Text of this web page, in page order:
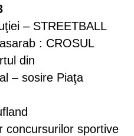
– STREETBALL
: CROSUL
din
– sosire Piaţa
concursurilor sportive